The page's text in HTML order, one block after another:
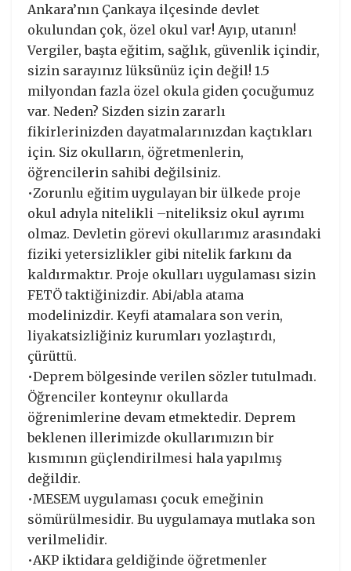
Ankara’nın Çankaya ilçesinde devlet
okulundan çok, özel okul var! Ayıp, utanın!
Vergiler, başta eğitim, sağlık, güvenlik içindir,
sizin sarayınız lüksünüz için değil! 1.5
milyondan fazla özel okula giden çocuğumuz
var. Neden? Sizden sizin zararlı
fikirlerinizden dayatmalarınızdan kaçtıkları
için. Siz okulların, öğretmenlerin,
öğrencilerin sahibi değilsiniz.
•Zorunlu eğitim uygulayan bir ülkede proje
okul adıyla nitelikli –niteliksiz okul ayrımı
olmaz. Devletin görevi okullarımız arasındaki
fiziki yetersizlikler gibi nitelik farkını da
kaldırmaktır. Proje okulları uygulaması sizin
FETÖ taktiğinizdir. Abi/abla atama
modelinizdir. Keyfi atamalara son verin,
liyakatsizliğiniz kurumları yozlaştırdı,
çürüttü.
•Deprem bölgesinde verilen sözler tutulmadı.
Öğrenciler konteynır okullarda
öğrenimlerine devam etmektedir. Deprem
beklenen illerimizde okullarımızın bir
kısmının güçlendirilmesi hala yapılmış
değildir.
•MESEM uygulaması çocuk emeğinin
sömürülmesidir. Bu uygulamaya mutlaka son
verilmelidir.
•AKP iktidara geldiğinde öğretmenler